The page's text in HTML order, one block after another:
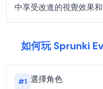
中享受改進的視覺效果和
如何玩 Sprunki
#1 選擇角色